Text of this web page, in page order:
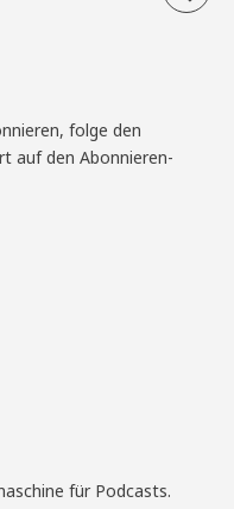
folge den
auf den Abonnieren-
für Podcasts.